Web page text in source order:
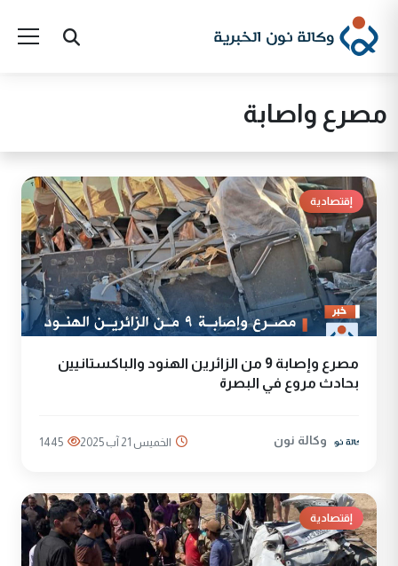
مصرع واصابة
إقتصادية
مصرع وإصابة 9 من الزائرين الهنود والباكستانيين
بحادث مروع في البصرة
وكالة نون الخميس 21 آب 2025 1445
إقتصادية